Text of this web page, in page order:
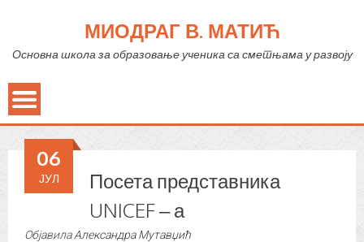
МИОДРАГ В. МАТИЋ
Основна школа за образовање ученика са сметњама у развоју
Посета представника
UNICEF – а
06
ЈУЛ
ОбјавилаАлександра Мутавџић